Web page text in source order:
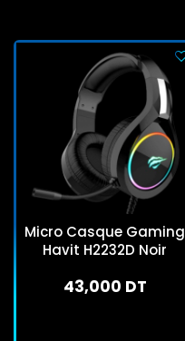
Micro Casque Gaming
Havit H2232D Noir
43,000 DT